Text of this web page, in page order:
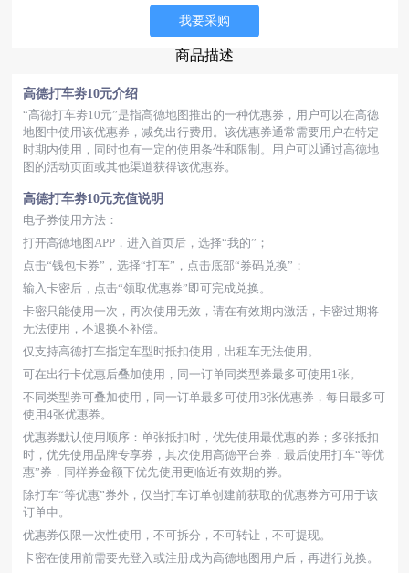
我要采购
商品描述
高德打车劵10元介绍
“高德打车劵10元”是指高德地图推出的一种优惠券，用户可以在高德
地图中使用该优惠券，减免出行费用。该优惠券通常需要用户在特定
时期内使用，同时也有一定的使用条件和限制。用户可以通过高德地
图的活动页面或其他渠道获得该优惠券。
高德打车劵10元充值说明
电子券使用方法：
打开高德地图APP，进入首页后，选择“我的”；
点击“钱包卡券”，选择“打车”，点击底部“券码兑换”；
输入卡密后，点击“领取优惠券”即可完成兑换。
卡密只能使用一次，再次使用无效，请在有效期内激活，卡密过期将
无法使用，不退换不补偿。
仅支持高德打车指定车型时抵扣使用，出租车无法使用。
可在出行卡优惠后叠加使用，同一订单同类型券最多可使用1张。
不同类型券可叠加使用，同一订单最多可使用3张优惠券，每日最多可
使用4张优惠券。
优惠券默认使用顺序：单张抵扣时，优先使用最优惠的券；多张抵扣
时，优先使用品牌专享券，其次使用高德平台券，最后使用打车“等优
惠”券，同样券金额下优先使用更临近有效期的券。
除打车“等优惠”券外，仅当打车订单创建前获取的优惠券方可用于该
订单中。
优惠券仅限一次性使用，不可拆分，不可转让，不可提现。
卡密在使用前需要先登入或注册成为高德地图用户后，再进行兑换。